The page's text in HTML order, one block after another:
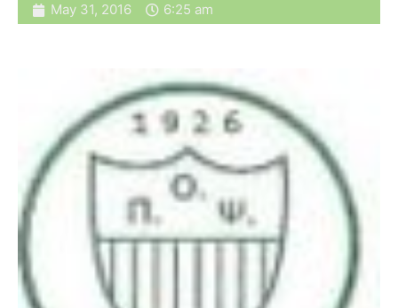
May 31, 2016 6:25 am